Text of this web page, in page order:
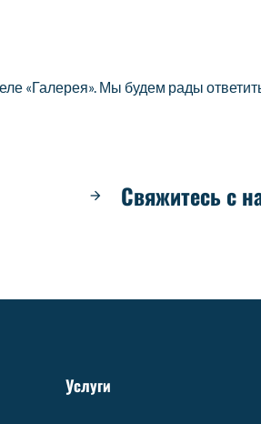
«Галерея». Мы будем рады
Свяжитесь с
Услуги